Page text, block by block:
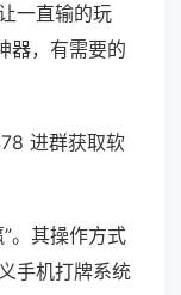
一直输的玩
器，有需要的
进群获取软
。其操作方式
手机打牌系统